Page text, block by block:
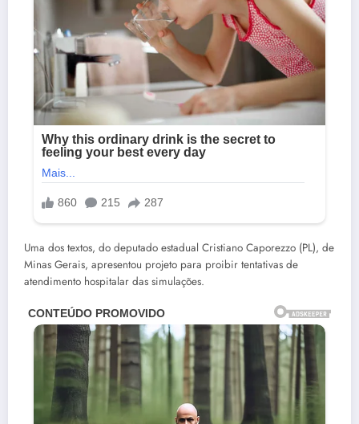
Uma dos textos, do deputado estadual Cristiano Caporezzo (PL), de
Minas Gerais, apresentou projeto para proibir tentativas de
atendimento hospitalar das simulações.